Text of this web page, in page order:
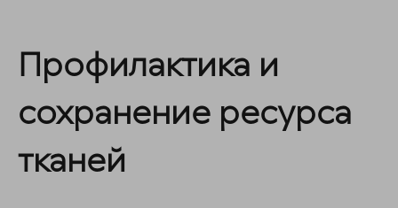
Профилактика и
сохранение ресурса
тканей